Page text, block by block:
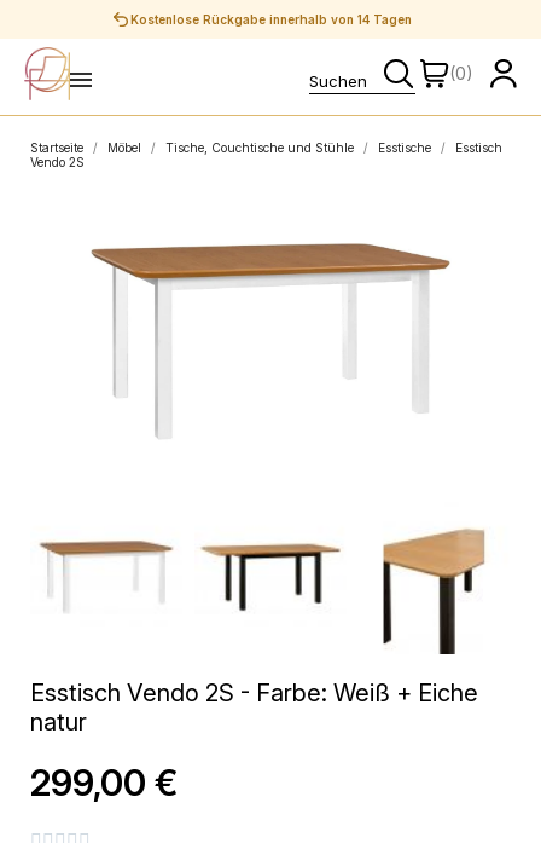
Sichere Zahlungen
(0)
Startseite Möbel Tische, Couchtische und Stühle Esstische
Esstisch
Vendo 2S
Esstisch Vendo 2S - Farbe: Weiß + Eiche
natur
299,00 €